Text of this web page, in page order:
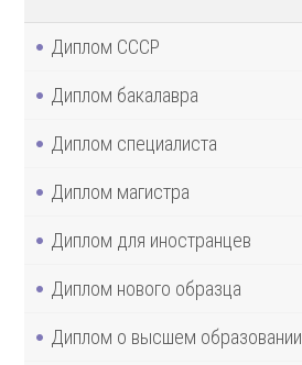
Диплом СССР
Диплом бакалавра
Диплом специалиста
Диплом магистра
Диплом для иностранцев
Диплом нового образца
Диплом о высшем образовании